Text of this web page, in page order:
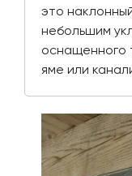
это
небольшим
оснащенного
яме или